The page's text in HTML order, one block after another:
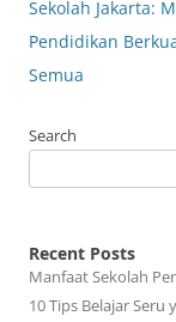
navigation
Sekolah Jakarta:
Pendidikan
Semua
Search
Recent Posts
Manfaat Sekolah
10 Tips Belajar Seru